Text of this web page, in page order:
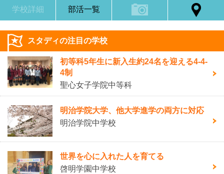
学校詳細 部活一覧
スタディの注目の学校
初等科5年生に新入生約24名を迎える4-4-
4制
聖心女子学院中等科
明治学院大学、他大学進学の両方に対応
明治学院中学校
世界を心に入れた人を育てる
啓明学園中学校